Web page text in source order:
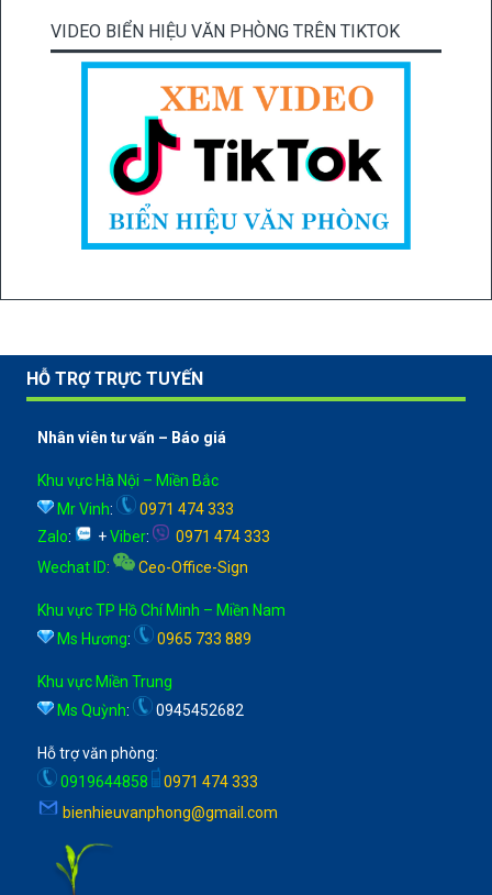
VIDEO BIỂN HIỆU VĂN PHÒNG TRÊN TIKTOK
HỖ TRỢ TRỰC TUYẾN
Nhân viên tư vấn – Báo giá
Khu vực Hà Nội – Miền Bắc
Mr Vinh:
0971 474 333
Zalo: +Viber:
0971 474 333
Wechat ID: Ceo-Office-Sign
Khu vực TP Hồ Chí Minh – Miền Nam
Ms Hương: 0965 733 889
Khu vực Miền Trung
Ms Quỳnh: 0945452682
Hỗ trợ văn phòng:
0919644858
0971 474 333
bienhieuvanphong@gmail.com